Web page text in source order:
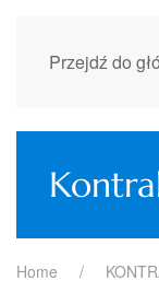
Przejdź do
Home